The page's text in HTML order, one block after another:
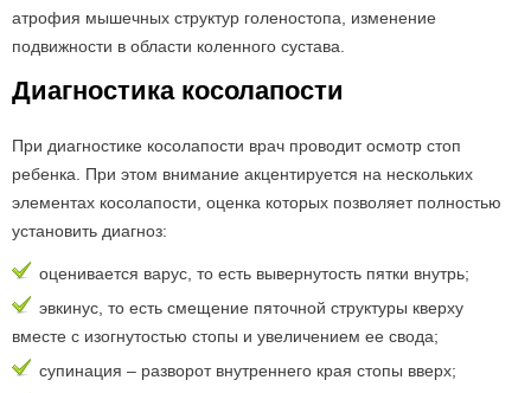
атрофия мышечных структур голеностопа, изменение
подвижности в области коленного сустава.
Диагностика косолапости
При диагностике косолапости врач проводит осмотр стоп
ребенка. При этом внимание акцентируется на нескольких
элементах косолапости, оценка которых позволяет полностью
установить диагноз:
оценивается варус, то есть вывернутость пятки внутрь;
эвкинус, то есть смещение пяточной структуры кверху
вместе с изогнутостью стопы и увеличением ее свода;
супинация – разворот внутреннего края стопы вверх;